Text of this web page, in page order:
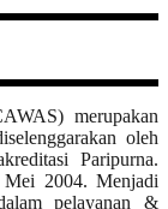
merupakan
oleh
Paripurna.
Mei 2004. Menjadi
pelayanan &